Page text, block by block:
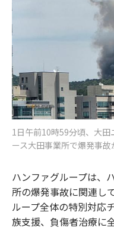
1日午前10時59分頃、大
ース大田事業所で爆発事
ハンファグループは、
所の爆発事故に関連し
ループ全体の特別対応
族支援、負傷者治療に